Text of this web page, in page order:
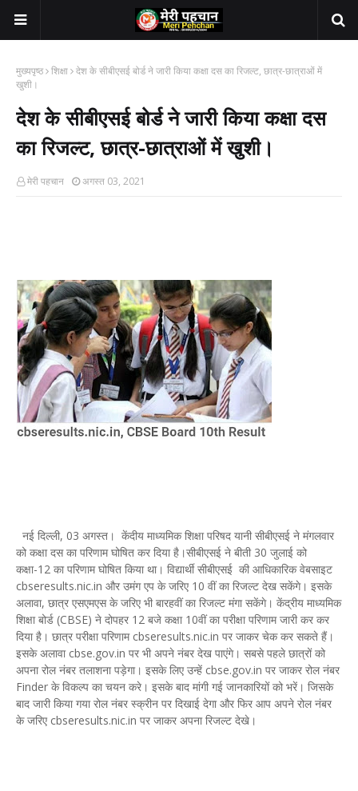
मुख्यपृष्ठ शिक्षा देश के सीबीएसई बोर्ड ने जारी किया कक्षा दस का रिजल्ट, छात्र-छात्राओं में
खुशी।
देश के सीबीएसई बोर्ड ने जारी किया कक्षा दस
का रिजल्ट, छात्र-छात्राओं में खुशी।
मेरी पहचान अगस्त 03, 2021
नई दिल्ली, 03 अगस्त। केंदीय माध्यमिक शिक्षा परिषद यानी सीबीएसई ने मंगलवार
को कक्षा दस का परिणाम घोषित कर दिया है।सीबीएसई ने बीती 30 जुलाई को
कक्षा-12 का परिणाम घोषित किया था। विद्यार्थी सीबीएसई की आधिकारिक वेबसाइट
cbseresults.nic.in और उमंग एप के जरिए 10 वीं का रिजल्ट देख सकेंगे। इसके
अलावा, छात्र एसएमएस के जरिए भी बारहवीं का रिजल्ट मंगा सकेंगे। केंद्रीय माध्यमिक
शिक्षा बोर्ड (CBSE) ने दोपहर 12 बजे कक्षा 10वीं का परीक्षा परिणाम जारी कर कर
दिया है। छात्र परीक्षा परिणाम cbseresults.nic.in पर जाकर चेक कर सकते हैं।
इसके अलावा cbse.gov.in पर भी अपने नंबर देख पाएंगे। सबसे पहले छात्रों को
अपना रोल नंबर तलाशना पड़ेगा। इसके लिए उन्हें cbse.gov.in पर जाकर रोल नंबर
Finder के विकल्प का चयन करे। इसके बाद मांगी गई जानकारियों को भरें। जिसके
बाद जारी किया गया रोल नंबर स्क्रीन पर दिखाई देगा और फिर आप अपने रोल नंबर
के जरिए cbseresults.nic.in पर जाकर अपना रिजल्ट देखे।